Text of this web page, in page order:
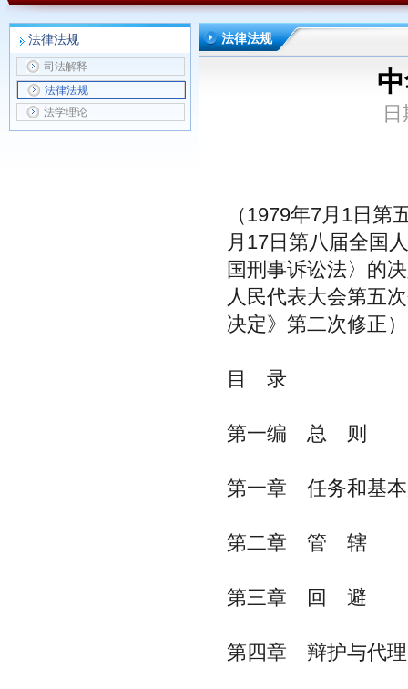
法律法规
司法解释
法律法规
法学理论
法律法规
（1979年7月1日
月17日第八届全国
国刑事诉讼法〉的
人民代表大会第五
决定》第二次修正）
目 录
第一编 总 则
第一章 任务和基
第二章 管 辖
第三章 回 避
第四章 辩护与代理